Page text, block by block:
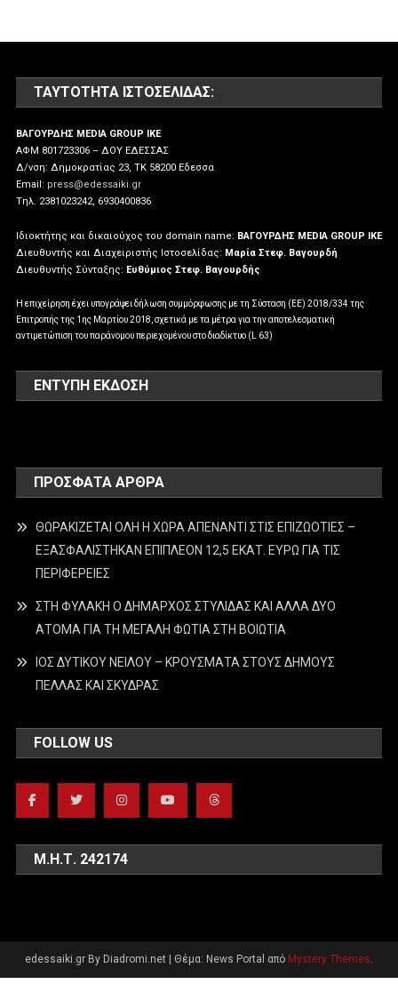
ΤΑΥΤΌΤΗΤΑ ΙΣΤΟΣΕΛΊΔΑΣ:
ΒΑΓΟΥΡΔΗΣ MEDIA GROUP IKE
ΑΦΜ 801723306 – ΔΟΥ ΕΔΕΣΣΑΣ
Δ/νση: Δημοκρατίας 23, ΤΚ 58200 Εδεσσα
Email: press@edessaiki.gr
Tηλ. 2381023242, 6930400836
Ιδιοκτήτης και δικαιούχος του domain name: ΒΑΓΟΥΡΔΗΣ MEDIA GROUP IKE
Διευθυντής και Διαχειριστής Ιστοσελίδας: Μαρία Στεφ. Βαγουρδή
Διευθυντής Σύνταξης: Ευθύμιος Στεφ. Βαγουρδής
Η επιχείρηση έχει υπογράψει δήλωση συμμόρφωσης με τη Σύσταση (ΕΕ) 2018/334 της
Επιτροπής της 1ης Μαρτίου 2018, σχετικά με τα μέτρα για την αποτελεσματική
αντιμετώπιση του παράνομου περιεχομένου στο διαδίκτυο (L 63)
ΕΝΤΥΠΗ ΕΚΔΟΣΗ
ΠΡΌΣΦΑΤΑ ΆΡΘΡΑ
ΘΩΡΑΚΙΖΕΤΑΙ ΟΛΗ Η ΧΩΡΑ ΑΠΕΝΑΝΤΙ ΣΤΙΣ ΕΠΙΖΩΟΤΙΕΣ –
ΕΞΑΣΦΑΛΙΣΤΗΚΑΝ ΕΠΙΠΛΕΟΝ 12,5 ΕΚΑΤ. ΕΥΡΩ ΓΙΑ ΤΙΣ
ΠΕΡΙΦΕΡΕΙΕΣ
ΣΤΗ ΦΥΛΑΚΗ Ο ΔΗΜΑΡΧΟΣ ΣΤΥΛΙΔΑΣ ΚΑΙ ΑΛΛΑ ΔΥΟ
ΑΤΟΜΑ ΓΙΑ ΤΗ ΜΕΓΑΛΗ ΦΩΤΙΑ ΣΤΗ ΒΟΙΩΤΙΑ
ΙΟΣ ΔΥΤΙΚΟΥ ΝΕΙΛΟΥ – ΚΡΟΥΣΜΑΤΑ ΣΤΟΥΣ ΔΗΜΟΥΣ
ΠΕΛΛΑΣ ΚΑΙ ΣΚΥΔΡΑΣ
FOLLOW US
Μ.Η.Τ. 242174
edessaiki.gr By Diadromi.net Θέμα: News Portal από Mystery Themes.